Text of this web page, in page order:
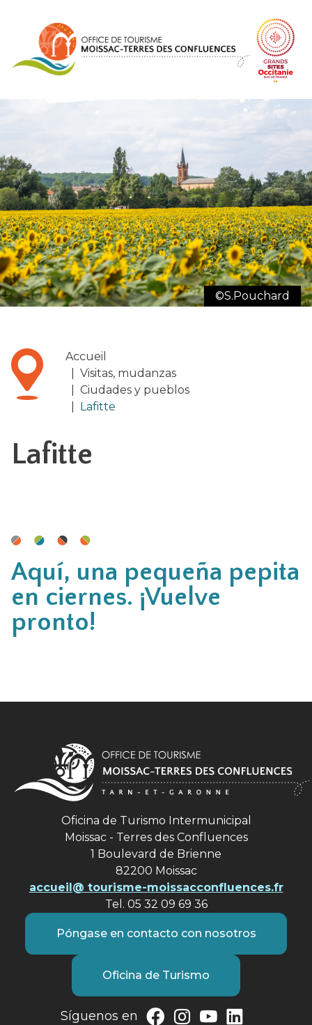
©S.Pouchard
Accueil
Visitas, mudanzas
Ciudades y pueblos
Lafitte
Lafitte
Aquí, una pequeña pepita
en ciernes. ¡Vuelve
pronto!
Oficina de Turismo Intermunicipal
Moissac - Terres des Confluences
1 Boulevard de Brienne
82200 Moissac
accueil@ tourisme-moissacconfluences.fr
Tel. 05 32 09 69 36
Póngase en contacto con nosotros
Oficina de Turismo
Síguenos en